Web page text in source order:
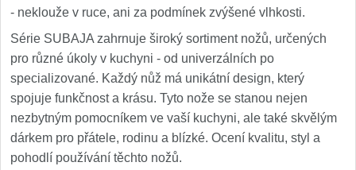
- neklouže v ruce, ani za podmínek zvýšené vlhkosti.
Série SUBAJA zahrnuje široký sortiment nožů, určených
pro různé úkoly v kuchyni - od univerzálních po
specializované. Každý nůž má unikátní design, který
spojuje funkčnost a krásu. Tyto nože se stanou nejen
nezbytným pomocníkem ve vaší kuchyni, ale také skvělým
dárkem pro přátele, rodinu a blízké. Ocení kvalitu, styl a
pohodlí používání těchto nožů.